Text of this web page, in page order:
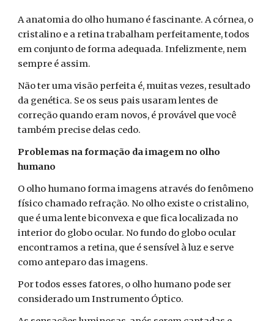
A anatomia do olho humano é fascinante. A córnea, o
cristalino e a retina trabalham perfeitamente, todos
em conjunto de forma adequada. Infelizmente, nem
sempre é assim.
Não ter uma visão perfeita é, muitas vezes, resultado
da genética. Se os seus pais usaram lentes de
correção quando eram novos, é provável que você
também precise delas cedo.
Problemas na formação da imagem no olho
humano
O olho humano forma imagens através do fenômeno
físico chamado refração. No olho existe o cristalino,
que é uma lente biconvexa e que fica localizada no
interior do globo ocular. No fundo do globo ocular
encontramos a retina, que é sensível à luz e serve
como anteparo das imagens.
Por todos esses fatores, o olho humano pode ser
considerado um Instrumento Óptico.